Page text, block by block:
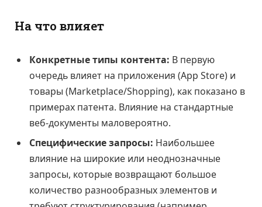
На что влияет
Конкретные типы контента: В первую
очередь влияет на приложения (App Store) и
товары (Marketplace/Shopping), как показано в
примерах патента. Влияние на стандартные
веб-документы маловероятно.
Специфические запросы: Наибольшее
влияние на широкие или неоднозначные
запросы, которые возвращают большое
количество разнообразных элементов и